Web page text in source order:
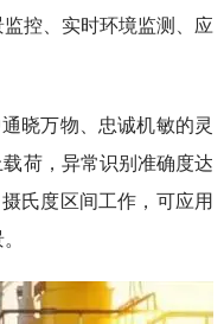
控、实时环境监测、应
晓万物、忠诚机敏的灵
荷，异常识别准确度达
氏度区间工作，可应用